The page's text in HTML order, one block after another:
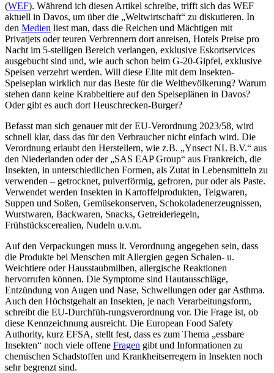
(WEF). Während ich diesen Artikel schreibe, trifft sich das WEF
aktuell in Davos, um über die „Weltwirtschaft“ zu diskutieren. In
den Medien liest man, dass die Reichen und Mächtigen mit
Privatjets oder teuren Verbrennern dort anreisen, Hotels Preise pro
Nacht im 5-stelligen Bereich verlangen, exklusive Eskortservices
ausgebucht sind und, wie auch schon beim G-20-Gipfel, exklusive
Speisen verzehrt werden. Will diese Elite mit dem Insekten-
Speiseplan wirklich nur das Beste für die Weltbevölkerung? Warum
stehen dann keine Krabbeltiere auf den Speiseplänen in Davos?
Oder gibt es auch dort Heuschrecken-Burger?
Befasst man sich genauer mit der EU-Verordnung 2023/58, wird
schnell klar, dass das für den Verbraucher nicht einfach wird. Die
Verordnung erlaubt den Herstellern, wie z.B. „Ynsect NL B.V.“ aus
den Niederlanden oder der „SAS EAP Group“ aus Frankreich, die
Insekten, in unterschiedlichen Formen, als Zutat in Lebensmitteln zu
verwenden – getrocknet, pulverförmig, gefroren, pur oder als Paste.
Verwendet werden Insekten in Kartoffelprodukten, Teigwaren,
Suppen und Soßen, Gemüsekonserven, Schokoladenerzeugnissen,
Wurstwaren, Backwaren, Snacks, Getreideriegeln,
Frühstückscerealien, Nudeln u.v.m.
Auf den Verpackungen muss lt. Verordnung angegeben sein, dass
die Produkte bei Menschen mit Allergien gegen Schalen- u.
Weichtiere oder Hausstaubmilben, allergische Reaktionen
hervorrufen können. Die Symptome sind Hautausschläge,
Entzündung von Augen und Nase, Schwellungen oder gar Asthma.
Auch den Höchstgehalt an Insekten, je nach Verarbeitungsform,
schreibt die EU-Durchfüh-rungsverordnung vor. Die Frage ist, ob
diese Kennzeichnung ausreicht. Die European Food Safety
Authority, kurz EFSA, stellt fest, dass es zum Thema „essbare
Insekten“ noch viele offene Fragen gibt und Informationen zu
chemischen Schadstoffen und Krankheitserregern in Insekten noch
sehr begrenzt sind.